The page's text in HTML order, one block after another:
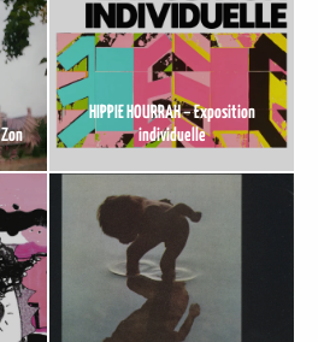
HIPPIE HOURRAH – Exposition
individuelle